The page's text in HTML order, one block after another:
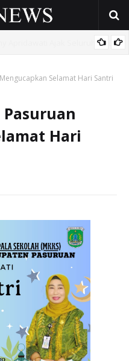
KetenagakerjaanSelamat Hari Santri
Pasuruan
Hari